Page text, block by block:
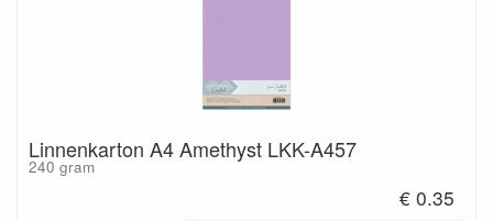
Linnenkarton A4 Amethyst LKK-A457
240 gram
€ 0.35